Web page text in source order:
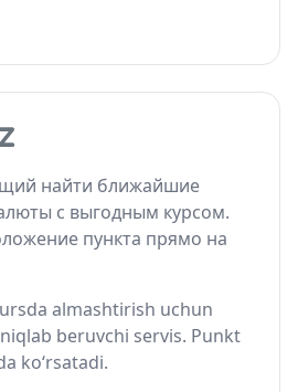
найти ближайшие
с выгодным курсом.
пункта прямо на
almashtirish uchun
beruvchi servis. Punkt
ko‘rsatadi.